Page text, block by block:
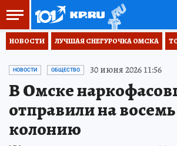
НОВОСТИ ЛУЧШАЯ СНЕГУРОЧКА ОМСКА
НОВОСТИ ОБЩЕСТВО 30 июня 2026 11:56
В Омске
отправили на восемь
колонию